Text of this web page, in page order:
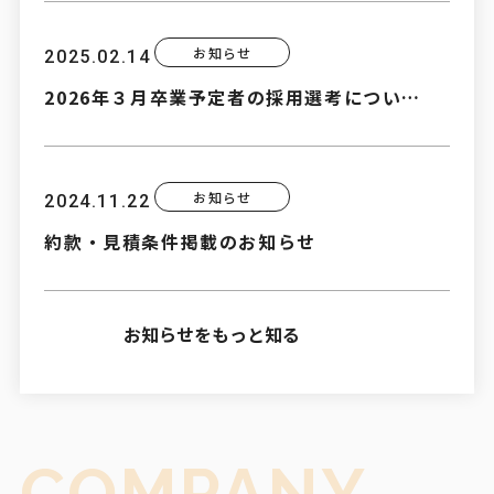
2025.02.14 お知らせ
2026年３月卒業予定者の採用選考につい…
2024.11.22 お知らせ
約款・見積条件掲載のお知らせ
お知らせをもっと知る